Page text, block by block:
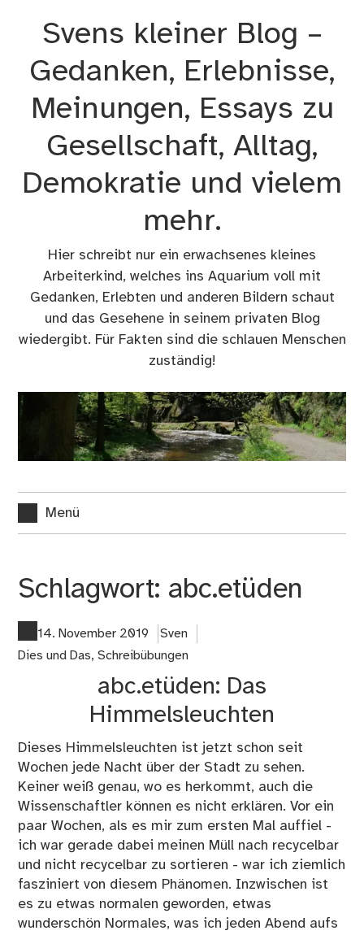
Svens kleiner Blog –
Gedanken, Erlebnisse,
Meinungen, Essays zu
Gesellschaft, Alltag,
Demokratie und vielem
mehr.
Hier schreibt nur ein erwachsenes kleines
Arbeiterkind, welches ins Aquarium voll mit
Gedanken, Erlebten und anderen Bildern schaut
und das Gesehene in seinem privaten Blog
wiedergibt. Für Fakten sind die schlauen Menschen
zuständig!
Menü
Schlagwort: abc.etüden
14. November 2019
Sven
Dies und Das,Schreibübungen
abc.etüden: Das
Himmelsleuchten
Dieses Himmelsleuchten ist jetzt schon seit
Wochen jede Nacht über der Stadt zu sehen.
Keiner weiß genau, wo es herkommt, auch die
Wissenschaftler können es nicht erklären. Vor ein
paar Wochen, als es mir zum ersten Mal auffiel -
ich war gerade dabei meinen Müll nach recycelbar
und nicht recycelbar zu sortieren - war ich ziemlich
fasziniert von diesem Phänomen. Inzwischen ist
es zu etwas normalen geworden, etwas
wunderschön Normales, was ich jeden Abend aufs